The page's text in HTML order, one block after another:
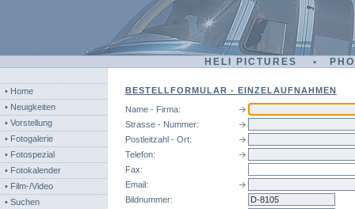
HELI PICTURES •
• Home
• Neuigkeiten
• Vorstellung
• Fotogalerie
• Fotospezial
• Fotokalender
• Film-/Video
• Suchen
BESTELLFORMULAR - EINZELAUFNAHMEN
Name - Firma:
Strasse - Nummer:
Postleitzahl - Ort:
Telefon:
Fax:
Email:
Bildnummer: